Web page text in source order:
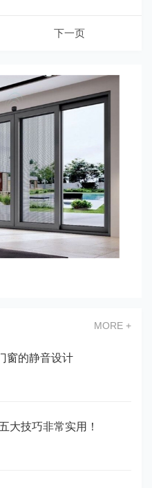
下一页
MORE +
窗的静音设计
大技巧非常实用！